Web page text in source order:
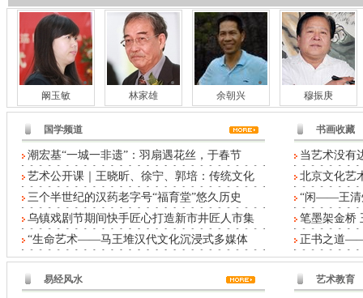
阚玉敏 林家雄 余朝兴 穆振庚
国学频道
潮宏基“一城一非遗”：羽扇遇花丝，于春节
艺术公开课｜王晓昕、徐宁、郭培：传统文化
三个半世纪的汉药老字号“福育堂”悠久历史
乌镇戏剧节期间快手匠心打造新市井匠人市集
“生命艺术——马王堆汉代文化沉浸式多媒体
书画收藏
当艺术没有
北京文化艺
“闲——王清
笔墨架金桥
正书之道
易经风水 艺术教育